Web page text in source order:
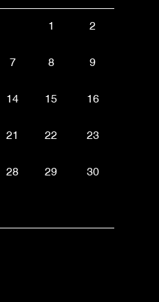
1 2
7 8 9
14 15 16
21 22 23
28 29 30